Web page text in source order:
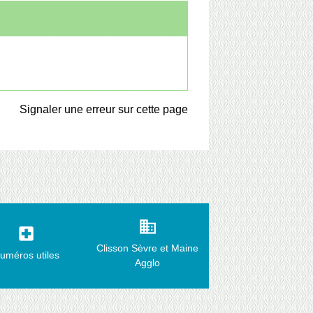
Signaler une erreur sur cette page
local_hospital
utiles
business
Clisson Sèvre et Maine
Agglo